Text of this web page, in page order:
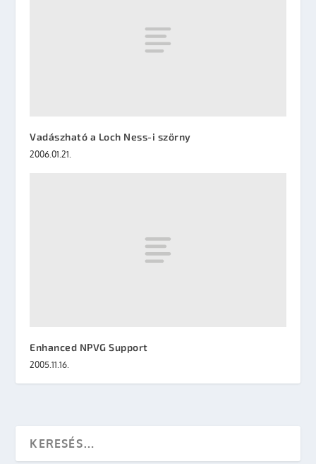
Vadászható a Loch Ness-i szörny
2006.01.21.
Enhanced NPVG Support
2005.11.16.